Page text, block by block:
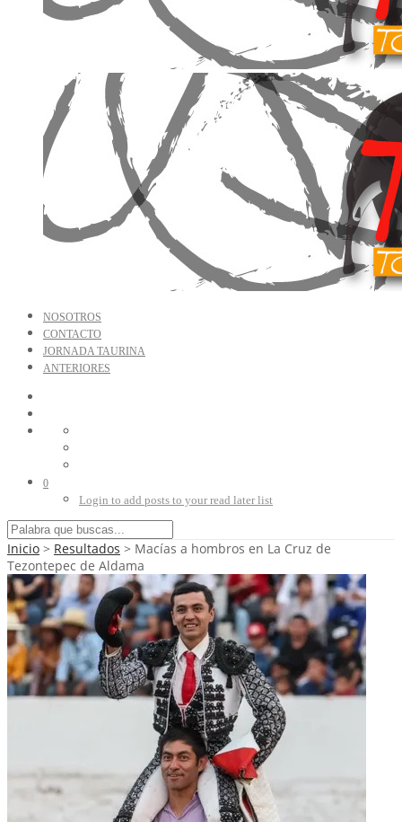
NOSOTROS
CONTACTO
JORNADA TAURINA
ANTERIORES
0
Login to add posts to your read later list
Inicio > Resultados > Macías a hombros en La Cruz de
Tezontepec de Aldama